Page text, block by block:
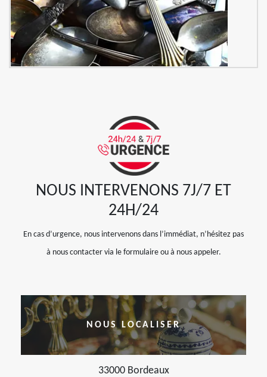
NOUS INTERVENONS 7J/7 ET
24H/24
En cas d’urgence, nous intervenons dans l’immédiat, n’hésitez pas
à nous contacter via le formulaire ou à nous appeler.
NOUS LOCALISER
33000 Bordeaux